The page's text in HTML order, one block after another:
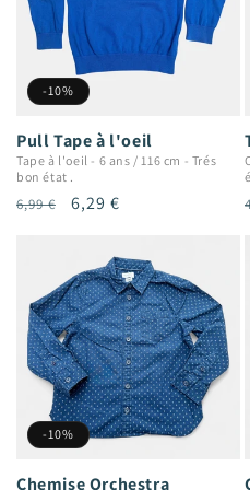
-10%
Pull Tape à l'oeil
Tape à l'oeil - 6 ans / 116 cm - Trés
bon état .
Prix
6,99 €
Prix
6,29 €
-10%
Chemise Orchestra